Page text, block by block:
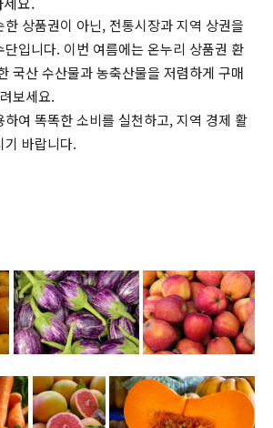
상품권이 아닌, 전통시장과 지역 상권을
단입니다. 이번 여름에는 온누리 상품권 환
국산 수산물과 농축산물을 저렴하게 구매
보세요.
여 똑똑한 소비를 실천하고, 지역 경제 활
기 바랍니다.